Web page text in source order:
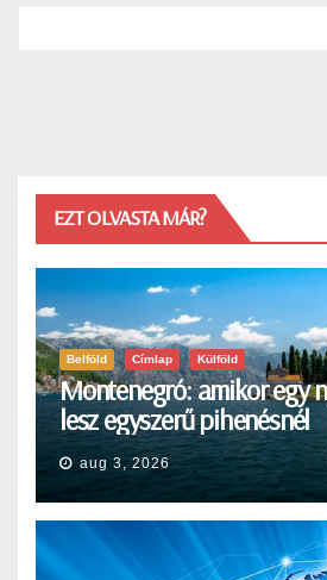
EZT OLVASTA MÁR?
Belföld Címlap Külföld
Montenegró: amikor egy
lesz egyszerű pihenésnél
aug 3, 2026